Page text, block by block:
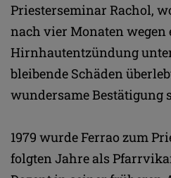
Priesterseminar Rachol,
nach vier Monaten wegen
Hirnhautentzündung
bleibende Schäden
wundersame Bestätigung
1979 wurde Ferrao zum
folgten Jahre als